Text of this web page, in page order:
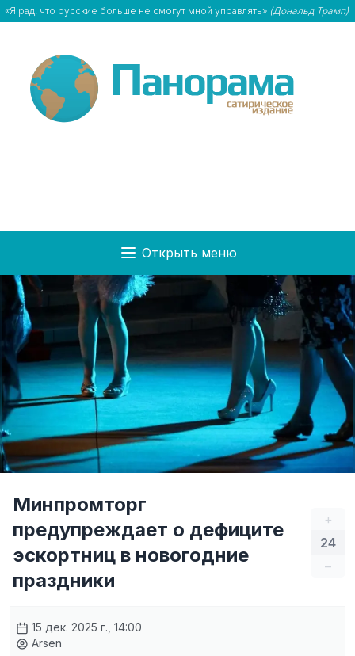
«Я рад, что русские больше не смогут мной управлять» (Дональд Трамп)
Открыть меню
+
24
–
Минпромторг
предупреждает о дефиците
эскортниц в новогодние
праздники
15 дек. 2025 г., 14:00
Arsen